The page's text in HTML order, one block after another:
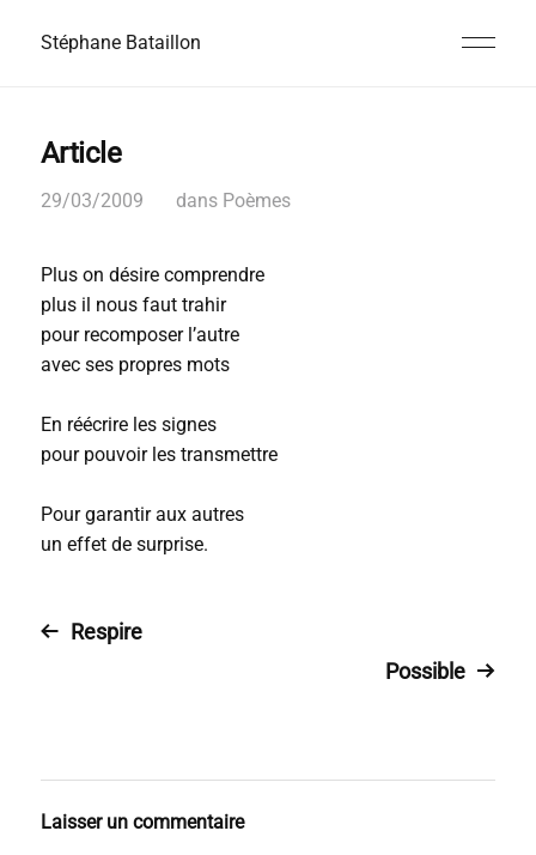
Stéphane Bataillon
Article
29/03/2009 dans Poèmes
Plus on désire comprendre
plus il nous faut trahir
pour recomposer l’autre
avec ses propres mots
En réécrire les signes
pour pouvoir les transmettre
Pour garantir aux autres
un effet de surprise.
Respire
Possible
Laisser un commentaire